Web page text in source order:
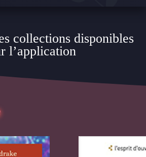
collections disponibles
l’application